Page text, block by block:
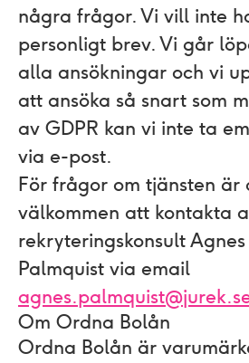
några frågor. Vi vill inte
personligt brev. Vi går
alla ansökningar och vi
att ansöka så snart som
av GDPR kan vi inte ta
via e-post.
För frågor om tjänsten är
välkommen att kontakta
rekryteringskonsult
Palmquist via email
Om Ordna Bolån
Ordna Bolån är